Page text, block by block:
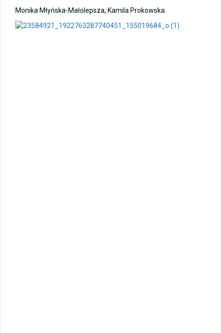
Nasi lekkoatleci w czołówce województwa!
Monika Młyńska-Małolepsza, Kamila Prokowska